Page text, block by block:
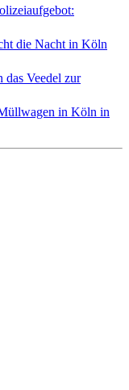
die Nacht in Köln
das Veedel zur
in Köln in